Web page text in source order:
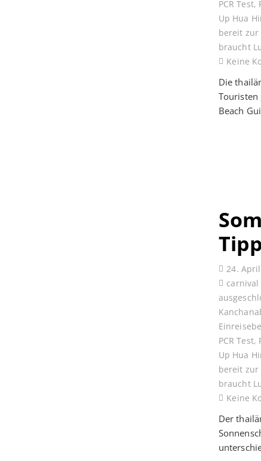
PCR Test,
Up Hua
bereit
braucht
Keine
Die
Touristen
Beach
24.
carnival
PCR Test,
Up Hua
bereit
braucht
Keine
Der